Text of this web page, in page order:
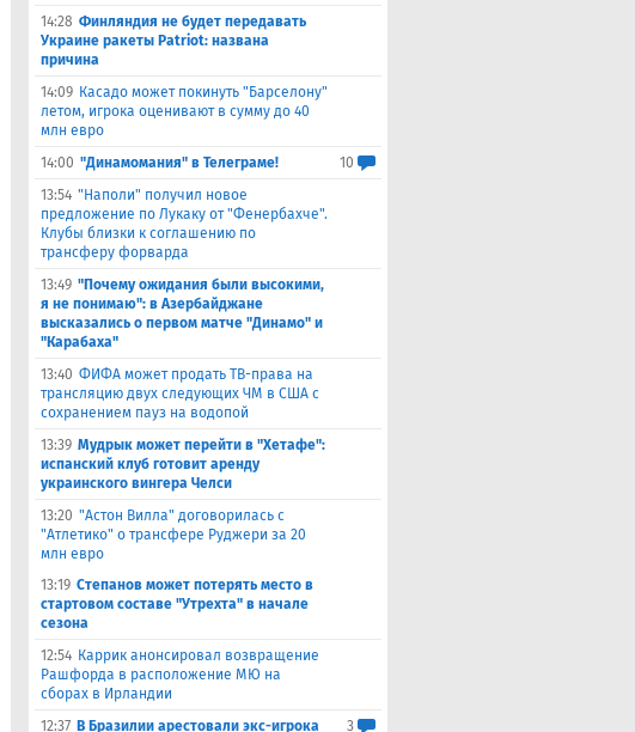
14:28 Финляндия не будет передавать
Украине ракеты Patriot: названа
причина
14:09 Касадо может покинуть "Барселону"
летом, игрока оценивают в сумму до 40
млн евро
14:00 "Динамомания" в Телеграме!
10
13:54 "Наполи" получил новое
предложение по Лукаку от "Фенербахче".
Клубы близки к соглашению по
трансферу форварда
13:49 "Почему ожидания были высокими,
я не понимаю": в Азербайджане
высказались о первом матче "Динамо" и
"Карабаха"
13:40 ФИФА может продать ТВ-права на
трансляцию двух следующих ЧМ в США с
сохранением пауз на водопой
13:39 Мудрык может перейти в "Хетафе":
испанский клуб готовит аренду
украинского вингера Челси
13:20 "Астон Вилла" договорилась с
"Атлетико" о трансфере Руджери за 20
млн евро
13:19 Степанов может потерять место в
стартовом составе "Утрехта" в начале
сезона
12:54 Каррик анонсировал возвращение
Рашфорда в расположение МЮ на
сборах в Ирландии
12:37 В Бразилии арестовали экс-игрока
3